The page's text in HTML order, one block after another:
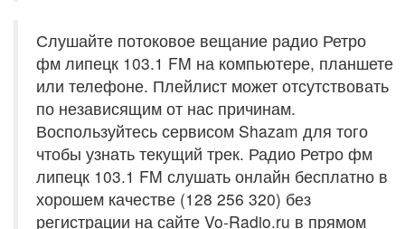
Слушайте потоковое вещание радио Ретро
фм липецк 103.1 FM на компьютере, планшете
или телефоне. Плейлист может отсутствовать
по независящим от нас причинам.
Воспользуйтесь сервисом Shazam для того
чтобы узнать текущий трек. Радио Ретро фм
липецк 103.1 FM слушать онлайн бесплатно в
хорошем качестве (128 256 320) без
регистрации на сайте Vo-Radio.ru в прямом